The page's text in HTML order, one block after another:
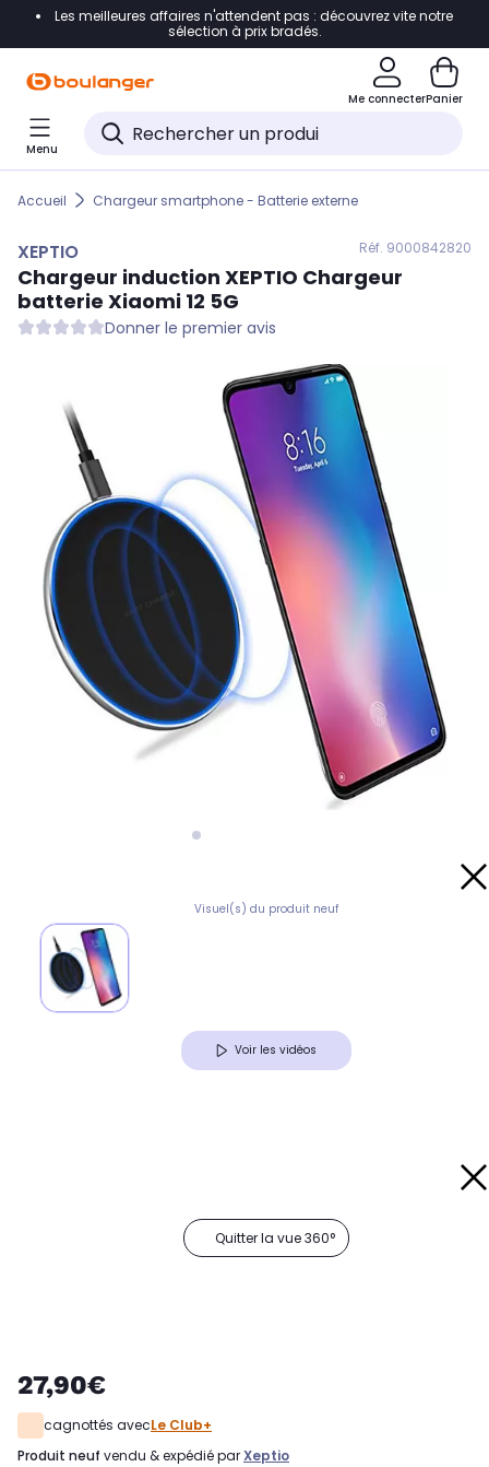
Accéder directement à la navigation
Accéder directement au pied de page
Accéder directement au chatbot
Les meilleures affaires n'attendent pas : découvrez vite notre
sélection à prix bradés.
Me connecterPanier
Menu
Accueil Chargeur smartphone - Batterie externe
XEPTIO Réf. 9000842820
Chargeur induction XEPTIO Chargeur
batterie Xiaomi 12 5G
Donner le premier avis
Visuel(s) du produit neuf
Voir les vidéos
Quitter la vue 360°
27,90€
cagnottés avecLe Club+
produit neuf vendu & expédié parXeptio